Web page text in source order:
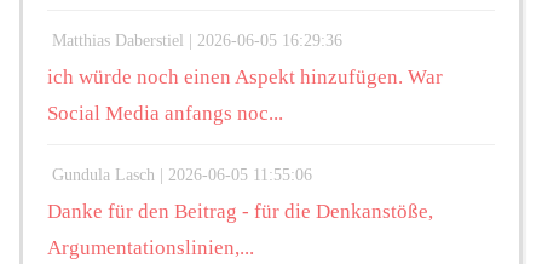
Matthias Daberstiel | 2026-06-05 16:29:36
ich würde noch einen Aspekt hinzufügen. War
Social Media anfangs noc...
Gundula Lasch | 2026-06-05 11:55:06
Danke für den Beitrag - für die Denkanstöße,
Argumentationslinien,...